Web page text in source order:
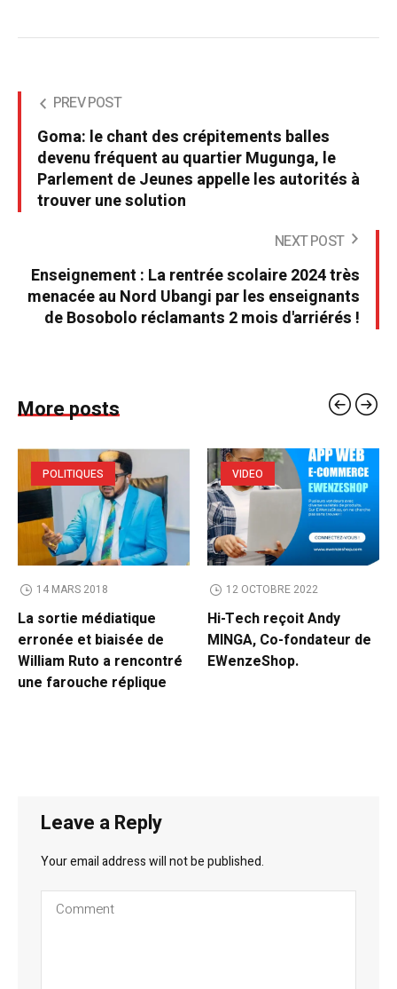
PREV POST
Goma: le chant des crépitements balles
devenu fréquent au quartier Mugunga, le
Parlement de Jeunes appelle les autorités à
trouver une solution
NEXT POST
Enseignement : La rentrée scolaire 2024 très
menacée au Nord Ubangi par les enseignants
de Bosobolo réclamants 2 mois d'arriérés !
More posts
POLITIQUES
14 MARS 2018
La sortie médiatique
erronée et biaisée de
William Ruto a rencontré
une farouche réplique
VIDEO
12 OCTOBRE 2022
Hi-Tech reçoit Andy
MINGA, Co-fondateur de
EWenzeShop.
Leave a Reply
Your email address will not be published.